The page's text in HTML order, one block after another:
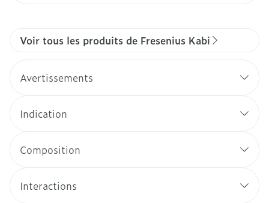
Voir tous les produits de Fresenius Kabi
Avertissements
Indication
Composition
Interactions